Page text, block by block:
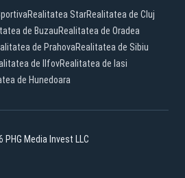
Realitatea StarRealitatea de Cluj
de BuzauRealitatea de Oradea
de PrahovaRealitatea de Sibiu
de IlfovRealitatea de Iasi
de Hunedoara
Media Invest LLC